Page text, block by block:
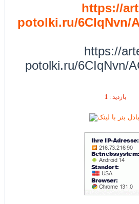
https://
potolki.ru/6CIqNvn/
https://
potolki.ru/6CIqNvn/
بازديد : 1